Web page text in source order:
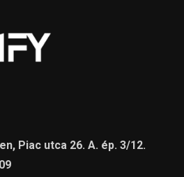
Piac utca 26. A. ép. 3/12.